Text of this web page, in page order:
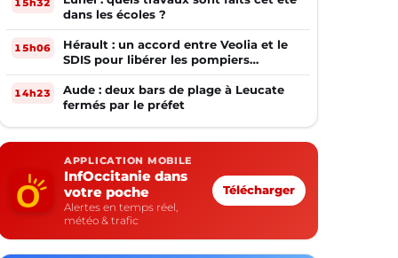
dans les écoles ?
15h06
Hérault : un accord entre Veolia et le
SDIS pour libérer les pompiers
volontaires
14h23
Aude : deux bars de plage à Leucate
fermés par le préfet
APPLICATION MOBILE
InfOccitanie dans
votre poche
Alertes en temps réel,
météo & trafic
Télécharger